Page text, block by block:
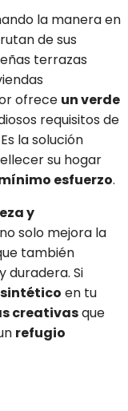
la manera en
de sus
terrazas
ofrece un verde
requisitos de
la solución
su hogar
esfuerzo.
y
solo mejora la
también
duradera. Si
en tu
creativasque
refugio